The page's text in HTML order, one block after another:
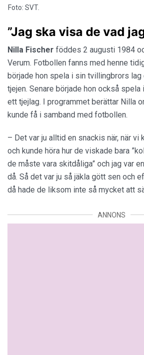
Foto: SVT.
”Jag ska visa de vad
Nilla Fischer föddes 2 augusti 1984
Verum. Fotbollen fanns med henne
började hon spela i sin tvillingbrors lag
tjejen. Senare började hon också
ett tjejlag. I programmet berättar Nilla
kunde få i samband med fotbollen.
– Det var ju alltid en snackis när, när
och kunde höra hur de viskade bara
de måste vara skitdåliga” och jag var
då. Så det var ju så jäkla gött sen och
då hade de liksom inte så mycket att
ANNONS